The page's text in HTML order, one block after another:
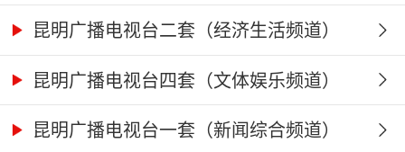
昆明广播电视台二套（经济生活频道）
2... 昆明广播电视台四套（文体娱乐频道）
2... 昆明广播电视台一套（新闻综合频道）